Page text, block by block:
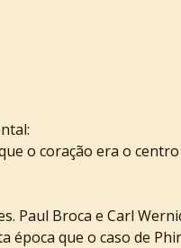
o coração era o
Paul Broca e Carl
época que o caso de